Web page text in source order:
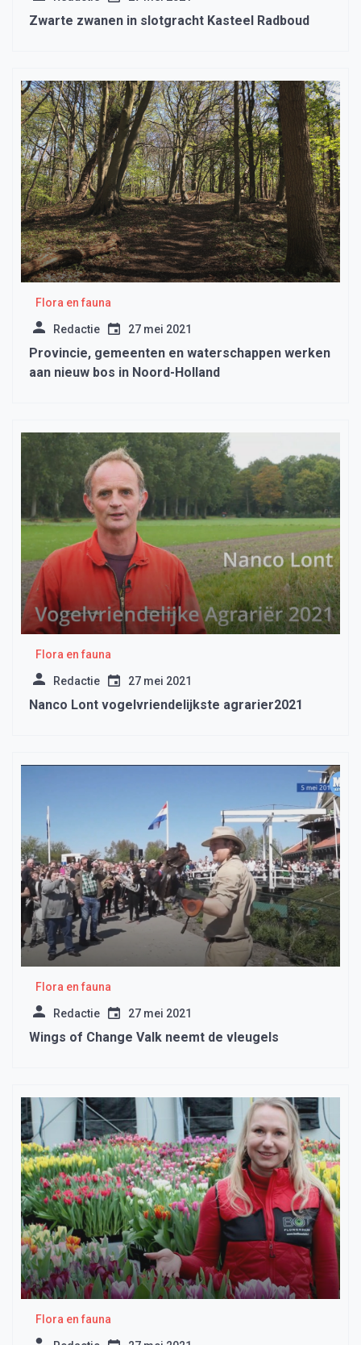
Zwarte zwanen in slotgracht Kasteel Radboud
Flora en fauna
Redactie 27 mei 2021
Provincie, gemeenten en waterschappen werken
aan nieuw bos in Noord-Holland
Flora en fauna
Redactie 27 mei 2021
Nanco Lont vogelvriendelijkste agrarier2021
Flora en fauna
Redactie 27 mei 2021
Wings of Change Valk neemt de vleugels
Flora en fauna